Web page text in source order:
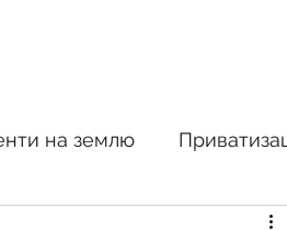
на землю